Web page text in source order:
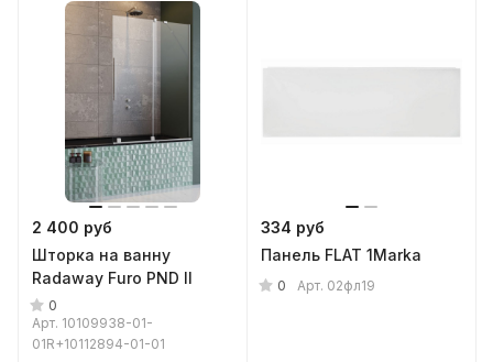
2 400 руб
Шторка на ванну
Radaway Furo PND II
0
Арт. 10109938-01-
01R+10112894-01-01
334 руб
Панель FLAT 1Marka
0 Арт. 02фл19